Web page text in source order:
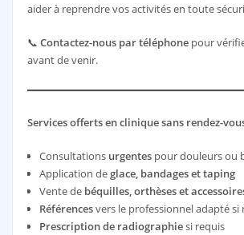
aider à reprendre vos activités en toute
📞 Contactez-nous par téléphonepour
avant de venir.
Services offerts en clinique sans rendez-
Consultations urgentespour douleurs ou
Application deglace, bandages et taping
Vente de béquilles, orthèses et
Référencesvers le professionnel adapté si
Prescription de radiographiesi requis